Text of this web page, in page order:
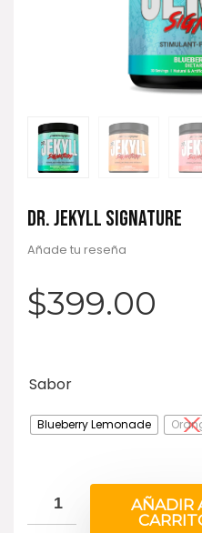
DR. JEKYLL SIGNATURE
Añade tu reseña
$399.00
Sabor
Blueberry Lemonade
AÑADIR